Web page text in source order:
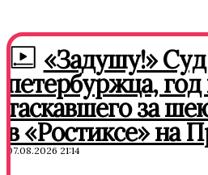
«Задушу!» Суд
петербуржца, год
таскавшего за
в «Ростиксе» на
07.08.2026 21:14